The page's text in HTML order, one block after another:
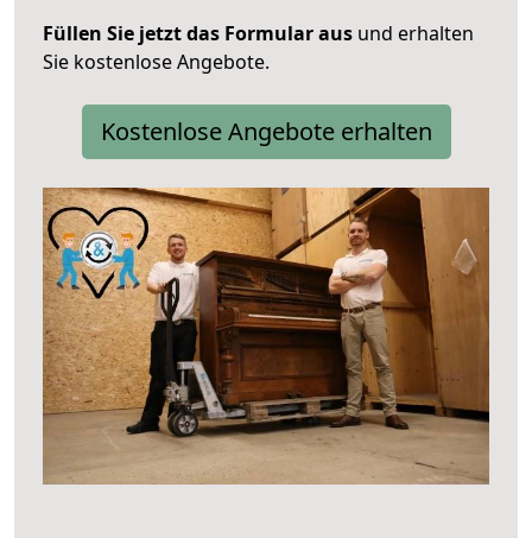
Füllen Sie jetzt das Formular aus und erhalten
Sie kostenlose Angebote.
Kostenlose Angebote erhalten